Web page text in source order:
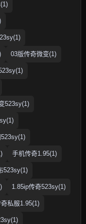
03版传奇微变(1)
523sy(1)
手机传奇1.95(1)
523sy(1)
1.85ip传奇523sy(1)
私服1.95(1)